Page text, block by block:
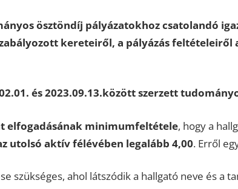
ösztöndíj pályázatokhoz csatolandó
kereteiről, a pályázás feltételeiről
és 2023.09.13.között szerzett
elfogadásának minimumfeltétele, hogy a
utolsó aktív félévében legalább 4,00. Erről
szükséges, ahol látszódik a hallgató neve és a